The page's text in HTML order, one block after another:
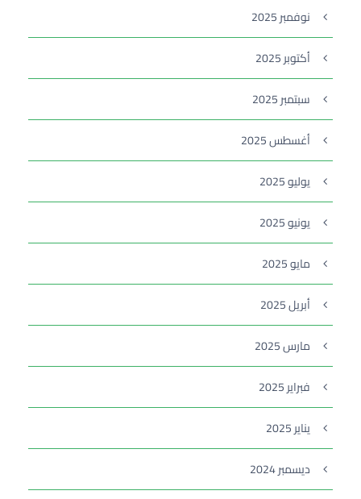
نوفمبر 2025
أكتوبر 2025
سبتمبر 2025
أغسطس 2025
يوليو 2025
يونيو 2025
مايو 2025
أبريل 2025
مارس 2025
فبراير 2025
يناير 2025
ديسمبر 2024